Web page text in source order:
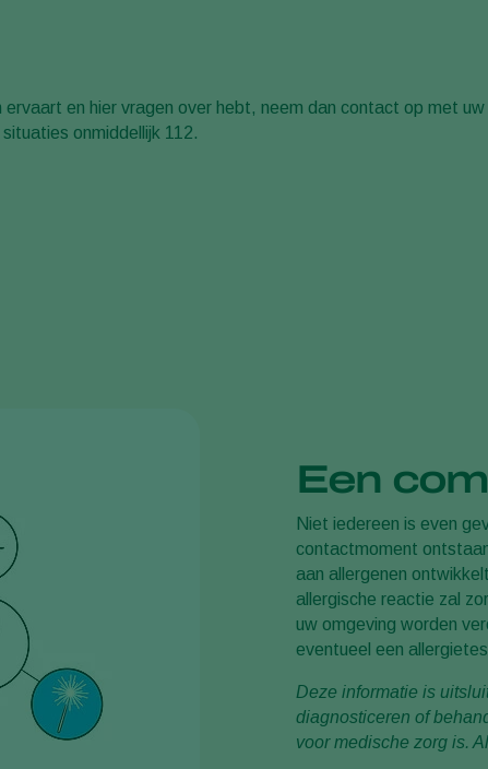
ervaart en hier vragen over hebt, neem dan contact op met
onmiddellijk 112.
Een
Niet iedereen is even
contactmoment
aan allergenen
allergische reactie zal
uw omgeving worden
eventueel een
Deze informatie is
diagnosticeren of
voor medische zorg is.